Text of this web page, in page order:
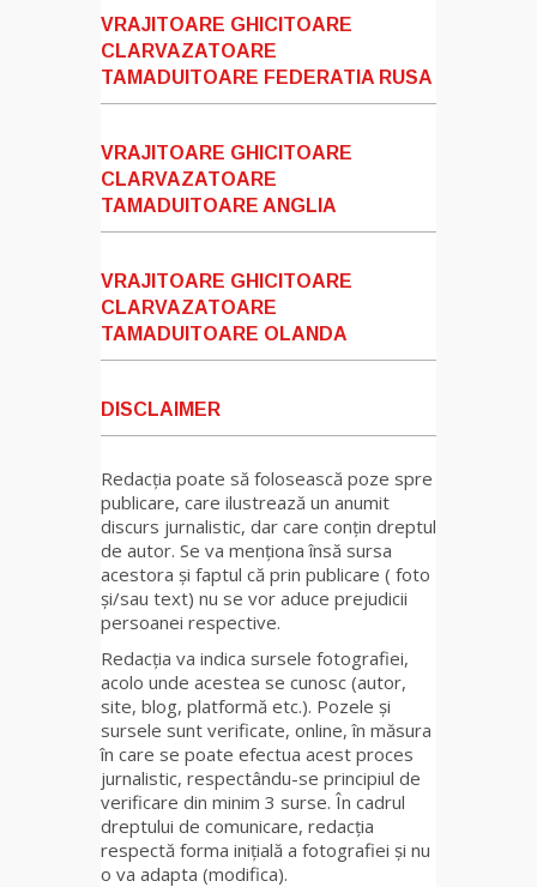
VRAJITOARE GHICITOARE
CLARVAZATOARE
TAMADUITOARE FEDERATIA RUSA
VRAJITOARE GHICITOARE
CLARVAZATOARE
TAMADUITOARE ANGLIA
VRAJITOARE GHICITOARE
CLARVAZATOARE
TAMADUITOARE OLANDA
DISCLAIMER
Redacția poate să folosească poze spre
publicare, care ilustrează un anumit
discurs jurnalistic, dar care conțin dreptul
de autor. Se va menționa însă sursa
acestora și faptul că prin publicare ( foto
și/sau text) nu se vor aduce prejudicii
persoanei respective.
Redacția va indica sursele fotografiei,
acolo unde acestea se cunosc (autor,
site, blog, platformă etc.). Pozele și
sursele sunt verificate, online, în măsura
în care se poate efectua acest proces
jurnalistic, respectându-se principiul de
verificare din minim 3 surse. În cadrul
dreptului de comunicare, redacția
respectă forma inițială a fotografiei și nu
o va adapta (modifica).